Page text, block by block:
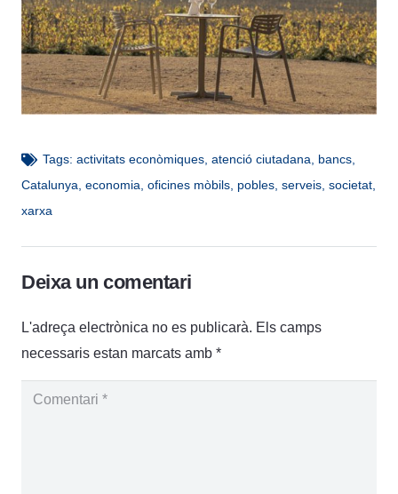
Tags: activitats econòmiques, atenció ciutadana bancs,
Catalunya economia oficines mòbils pobles serveis societat
xarxa
Deixa un comentari
L'adreça electrònica no es publicarà. Els camps
necessaris estan marcats amb *